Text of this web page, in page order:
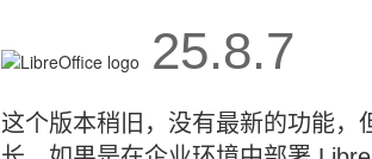
25.8.7
这个版本稍旧，没有最新的功能，